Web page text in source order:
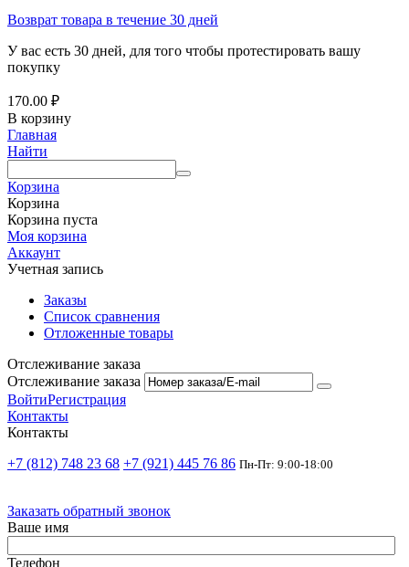
Возврат товара в течение 30 дней
У вас есть 30 дней, для того чтобы протестировать вашу
покупку
170.00 ₽
В корзину
Главная
Найти
Корзина
Корзина
Корзина пуста
Моя корзина
Аккаунт
Учетная запись
Заказы
Список сравнения
Отложенные товары
Отслеживание заказа
Отслеживание заказа
ВойтиРегистрация
Контакты
Контакты
+7 (812) 748 23 68 +7 (921) 445 76 86 Пн-Пт: 9:00-18:00
Заказать обратный звонок
Ваше имя
Телефон